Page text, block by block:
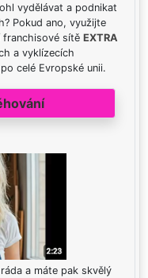
vydělávat a podnikat
Pokud ano, využijte
franchisové sítě EXTRA
a vyklízecích
celé Evropské unii.
a máte pak skvělý